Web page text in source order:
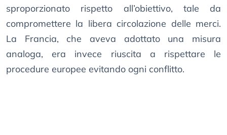
sproporzionato rispetto all’obiettivo, tale da
compromettere la libera circolazione delle merci.
La Francia, che aveva adottato una misura
analoga, era invece riuscita a rispettare le
procedure europee evitando ogni conflitto.